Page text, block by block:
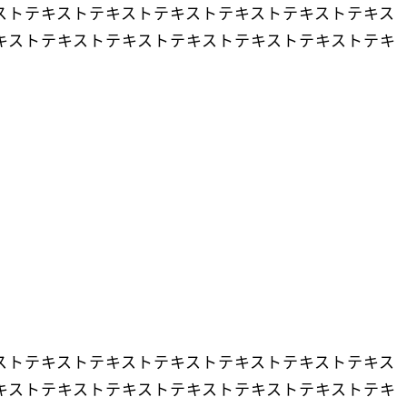
テキストテキストテキストテキストテキストテキス
トテキストテキストテキストテキストテキストテキ
テキストテキストテキストテキストテキストテキス
トテキストテキストテキストテキストテキストテキ